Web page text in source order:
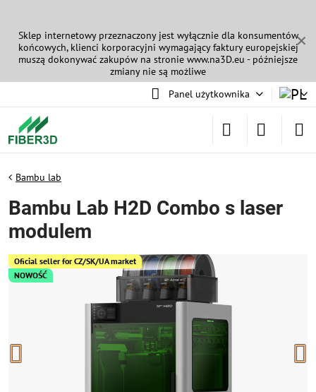
✕
Sklep internetowy przeznaczony jest wyłącznie dla konsumentów
końcowych, klienci korporacyjni wymagający faktury europejskiej
muszą dokonywać zakupów na stronie www.na3D.eu - późniejsze
zmiany nie są możliwe
Panel użytkownika
Oficial seller for CZ/SK/UA market
NOWOŚĆ
Bambu lab
Bambu Lab H2D Combo s laser
modulem